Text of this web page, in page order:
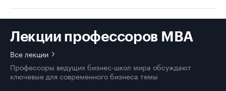
Лекции профессоров MBA
Все лекции
Профессоры ведущих бизнес-школ мира обсуждают
ключевые для современного бизнеса темы